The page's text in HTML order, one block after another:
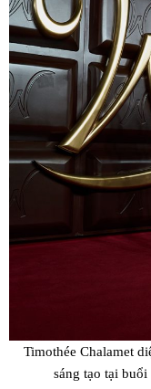
Timothée Chalamet
sáng tạo tại